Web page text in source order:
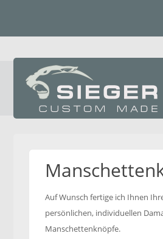
Auf Wunsch fertige ich Ihnen
persönlichen, individuellen
Manschettenknöpfe.